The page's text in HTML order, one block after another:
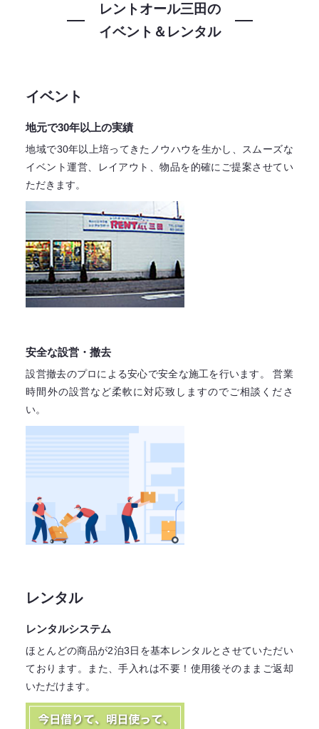
レントオール三田の
イベント＆レンタル
イベント
地元で30年以上の実績
地域で30年以上培ってきたノウハウを生かし、スムーズな
イベント運営、レイアウト、物品を的確にご提案させてい
ただきます。
安全な設営・撤去
設営撤去のプロによる安心で安全な施工を行います。
営業
時間外の設営など柔軟に対応致しますのでご相談くださ
い。
レンタル
レンタルシステム
ほとんどの商品が2泊3日を基本レンタルとさせていただい
ております。
また、手入れは不要！ 使用後そのままご返却
いただけます。